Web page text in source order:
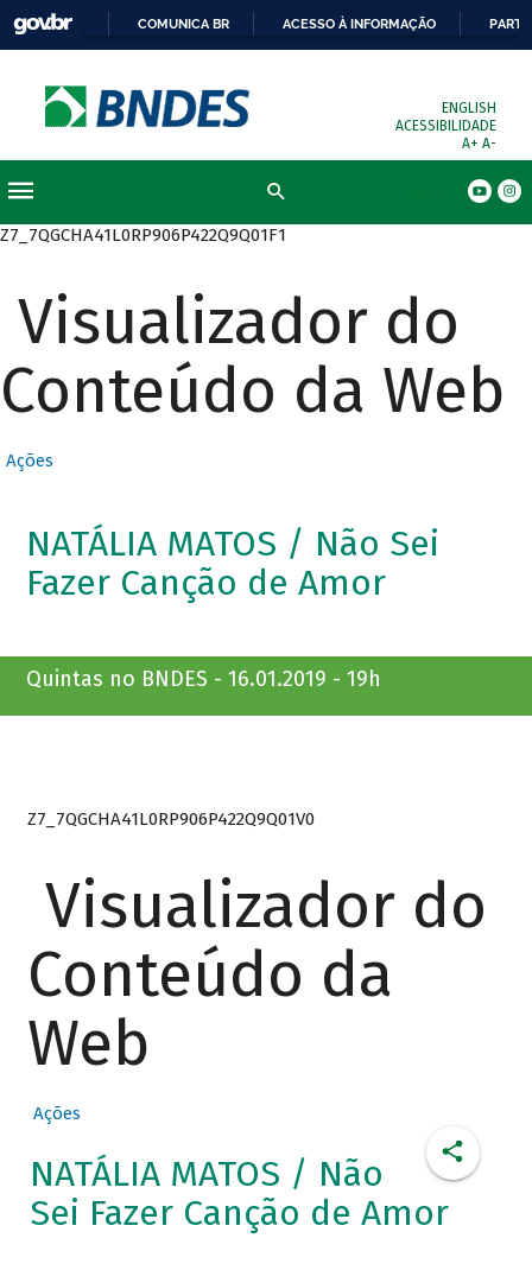
COMUNICA BR ACESSO À INFORMAÇÃO
ENGLISH
ACESSIBILIDADE
A+ A-
Z7_7QGCHA41L0RP906P422Q9Q01F1
Visualizador do
Conteúdo da Web
Ações
NATÁLIA MATOS / Não Sei
Fazer Canção de Amor
Quintas no BNDES - 16.01.2019 - 19h
Z7_7QGCHA41L0RP906P422Q9Q01V0
Visualizador do
Conteúdo da
Web
Ações
NATÁLIA MATOS / Não
Sei Fazer Canção de Amor